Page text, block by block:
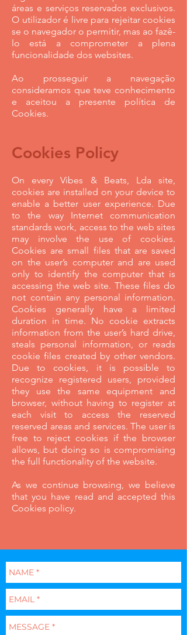
áreas e serviços reservados exclusivos.
O utilizador é livre para rejeitar cookies
se o navegador o permitir, mas ao fazê-
lo está a comprometer a plena
funcionalidade dos websites.
Ao prosseguir a navegação
consideramos que teve conhecimento
e aceitou a presente política de
Cookies.
Cookies Policy
On every Vibes & Beats, Lda site,
cookies are installed on your device to
enable a better user experience. Due
to the way Internet communication
standards work, access to the web sites
may involve the use of cookies.
Cookies are small files that are saved
on the user’s computer and are used
only to identify the computer that is
accessing the web site. These files do
not contain any personal information.
Cookies generally have a limited
duration in time. No cookie extracts
information from the user’s hard drive,
steals personal information, or reads
cookie files created by other vendors.
Due to cookies, it is possible to
recognize registered users, provided
they use the same equipment and
browser, without having to register at
each visit to access the reserved
reserved areas and services. The user is
free to reject cookies if the browser
allows, but doing so is compromising
the full functionality of the website.
As we continue browsing, we believe
that you have read and accepted this
Cookies policy.